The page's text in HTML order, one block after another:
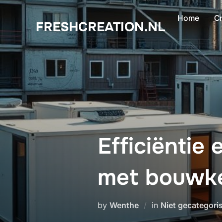
Skip
content
FRESHCREATION.NL
Home
Efficiëntie
met
by Wenthe in Niet